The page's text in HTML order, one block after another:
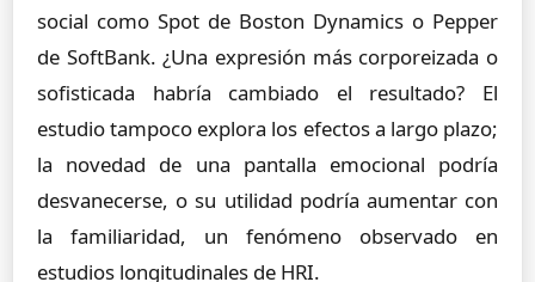
social como Spot de Boston Dynamics o Pepper
de SoftBank. ¿Una expresión más corporeizada o
sofisticada habría cambiado el resultado? El
estudio tampoco explora los efectos a largo plazo;
la novedad de una pantalla emocional podría
desvanecerse, o su utilidad podría aumentar con
la familiaridad, un fenómeno observado en
estudios longitudinales de HRI.